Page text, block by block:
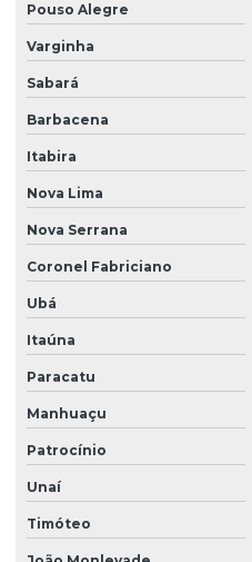
Pouso Alegre
Varginha
Sabará
Barbacena
Itabira
Nova Lima
Nova Serrana
Coronel Fabriciano
Ubá
Itaúna
Paracatu
Manhuaçu
Patrocínio
Unaí
Timóteo